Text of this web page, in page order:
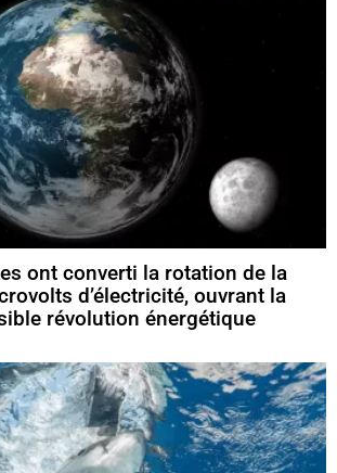
ont converti la rotation de la
d’électricité, ouvrant la
révolution énergétique